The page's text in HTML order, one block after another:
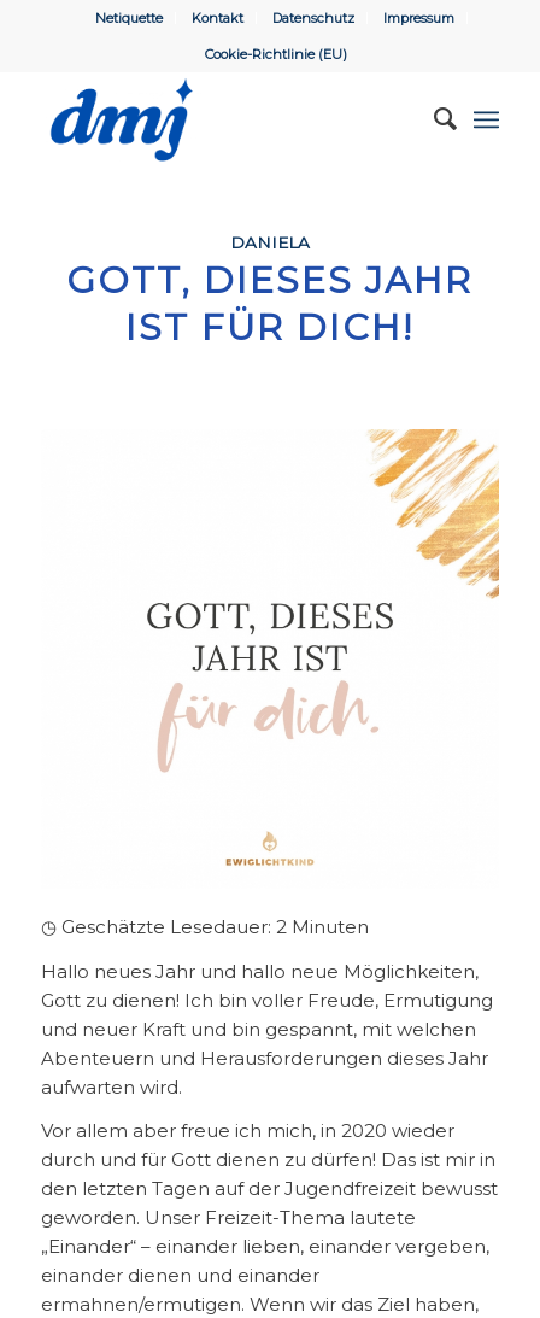
Netiquette Kontakt Datenschutz Impressum
Cookie-Richtlinie (EU)
DANIELA
GOTT, DIESES JAHR
IST FÜR DICH!
◷ Geschätzte Lesedauer: 2 Minuten
Hallo neues Jahr und hallo neue Möglichkeiten,
Gott zu dienen! Ich bin voller Freude, Ermutigung
und neuer Kraft und bin gespannt, mit welchen
Abenteuern und Herausforderungen dieses Jahr
aufwarten wird.
Vor allem aber freue ich mich, in 2020 wieder
durch und für Gott dienen zu dürfen! Das ist mir in
den letzten Tagen auf der Jugendfreizeit bewusst
geworden. Unser Freizeit-Thema lautete
„Einander“ – einander lieben, einander vergeben,
einander dienen und einander
ermahnen/ermutigen. Wenn wir das Ziel haben,